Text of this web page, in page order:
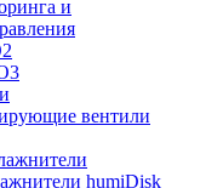
и
вентили
humiDisk